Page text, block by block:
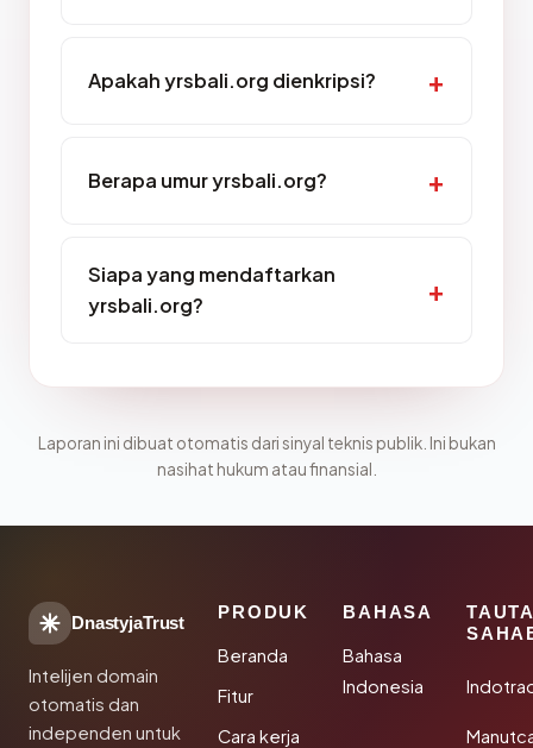
Apakah yrsbali.org dienkripsi?
Berapa umur yrsbali.org?
Siapa yang mendaftarkan
yrsbali.org?
Laporan ini dibuat otomatis dari sinyal teknis publik. Ini bukan
nasihat hukum atau finansial.
DnastyjaTrust
Intelijen domain
otomatis dan
independen untuk
PRODUK
Beranda
Fitur
Cara kerja
BAHASA
Bahasa
Indonesia